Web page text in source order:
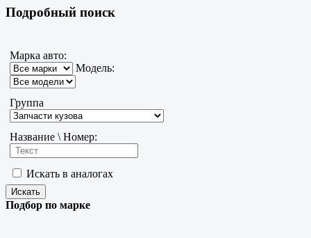
Подробный поиск
Марка авто:
Модель:
Группа
Название \ Номер:
Искать в аналогах
Подбор по марке